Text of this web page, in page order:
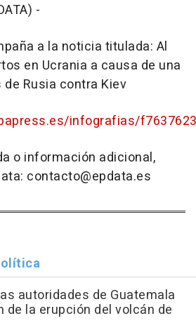
-
a la noticia titulada: Al
en Ucrania a causa de una
Rusia contra Kiev
infografias/
o información adicional,
contacto@epdata.es
autoridades de Guatemala
de la erupción del volcán de